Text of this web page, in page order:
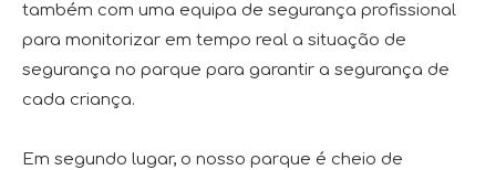
também com uma equipa de segurança profissional
para monitorizar em tempo real a situação de
segurança no parque para garantir a segurança de
cada criança.
Em segundo lugar, o nosso parque é cheio de